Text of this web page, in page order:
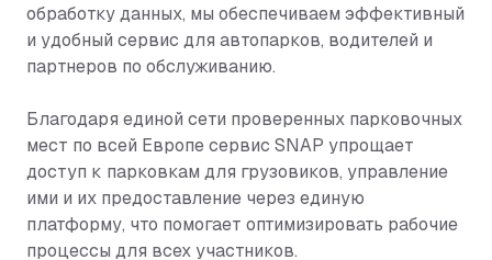
обработку данных, мы обеспечиваем эффективный
и удобный сервис для автопарков, водителей и
партнеров по обслуживанию.
Благодаря единой сети проверенных парковочных
мест по всей Европе сервис SNAP упрощает
доступ к парковкам для грузовиков, управление
ими и их предоставление через единую
платформу, что помогает оптимизировать рабочие
процессы для всех участников.